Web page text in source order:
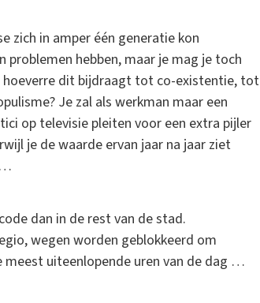
zich in amper één generatie kon
hebben, maar je mag je toch
hoeverre dit bijdraagt tot co-existentie, tot
Je zal als werkman maar een
op televisie pleiten voor een extra pijler
je de waarde ervan jaar na jaar ziet
…
dan in de rest van de stad.
wegen worden geblokkeerd om
meest uiteenlopende uren van de dag …